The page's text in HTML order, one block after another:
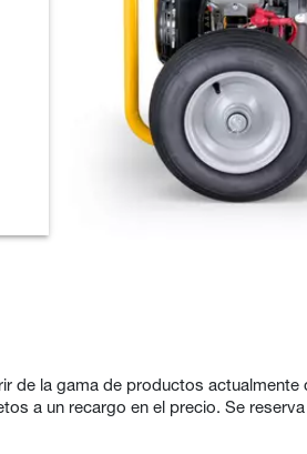
de la gama de productos
a un recargo en el precio. Se